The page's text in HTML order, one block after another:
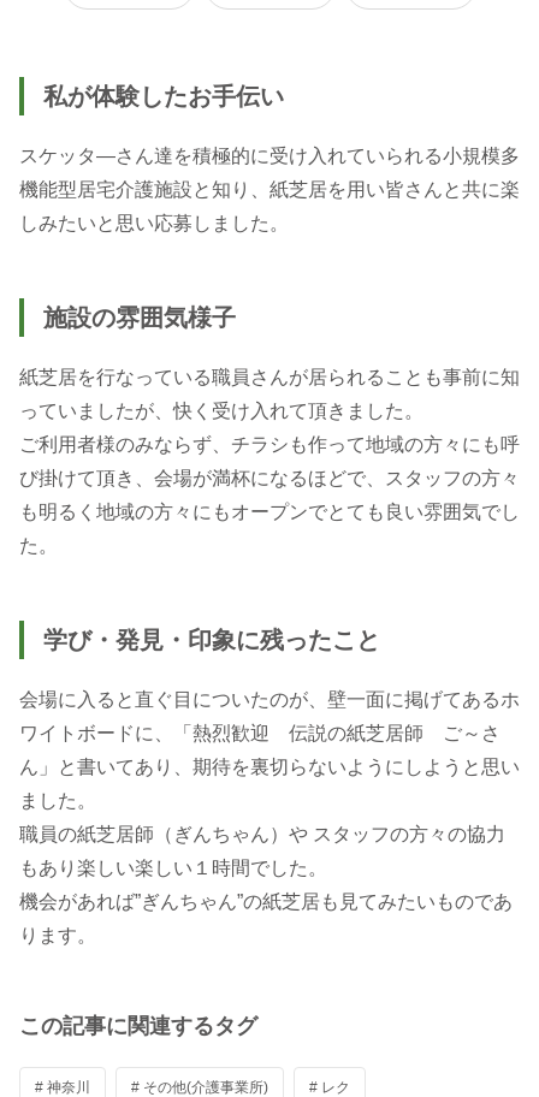
私が体験したお手伝い
スケッタ―さん達を積極的に受け入れていられる小規模多
機能型居宅介護施設と知り、紙芝居を用い皆さんと共に楽
施設の雰囲気様子
紙芝居を行なっている職員さんが居られることも事前に知
っていましたが、快く受け入れて頂きました。
ご利用者様のみならず、チラシも作って地域の方々にも呼
び掛けて頂き、会場が満杯になるほどで、スタッフの方々
も明るく地域の方々にもオープンでとても良い雰囲気でし
た。
学び・発見・印象に残ったこと
会場に入ると直ぐ目についたのが、壁一面に掲げてあるホ
ワイトボードに、「熱烈歓迎 伝説の紙芝居師 ご～さ
ん」と書いてあり、期待を裏切らないようにしようと思い
ました。
職員の紙芝居師（ぎんちゃん）や スタッフの方々の協力
もあり楽しい楽しい１時間でした。
機会があれば”ぎんちゃん”の紙芝居も見てみたいものであ
ります。
この記事に関連するタグ
# 神奈川 # その他(介護事業所) # レク